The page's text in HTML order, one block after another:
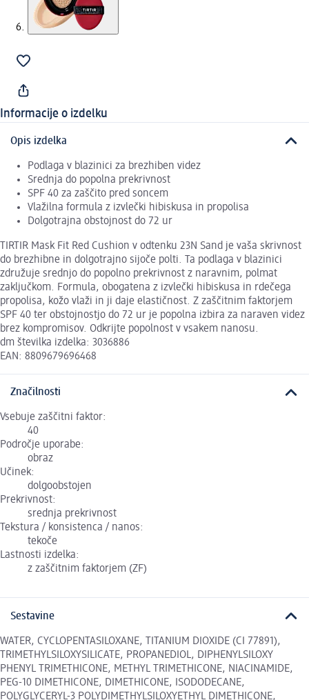
Informacije o izdelku
Opis izdelka
Podlaga v blazinici za brezhiben videz
Srednja do popolna prekrivnost
SPF 40 za zaščito pred soncem
Vlažilna formula z izvlečki hibiskusa in propolisa
Dolgotrajna obstojnost do 72 ur
TIRTIR Mask Fit Red Cushion v odtenku 23N Sand je vaša skrivnost
do brezhibne in dolgotrajno sijoče polti. Ta podlaga v blazinici
združuje srednjo do popolno prekrivnost z naravnim, polmat
zaključkom. Formula, obogatena z izvlečki hibiskusa in rdečega
propolisa, kožo vlaži in ji daje elastičnost. Z zaščitnim faktorjem
SPF 40 ter obstojnostjo do 72 ur je popolna izbira za naraven videz
brez kompromisov. Odkrijte popolnost v vsakem nanosu.
dm številka izdelka: 3036886
EAN: 8809679696468
Značilnosti
Vsebuje zaščitni faktor:
40
Področje uporabe:
obraz
Učinek:
dolgoobstojen
Prekrivnost:
srednja prekrivnost
Tekstura / konsistenca / nanos:
tekoče
Lastnosti izdelka:
z zaščitnim faktorjem (ZF)
Sestavine
WATER, CYCLOPENTASILOXANE, TITANIUM DIOXIDE (CI 77891),
TRIMETHYLSILOXYSILICATE, PROPANEDIOL, DIPHENYLSILOXY
PHENYL TRIMETHICONE, METHYL TRIMETHICONE, NIACINAMIDE,
PEG-10 DIMETHICONE, DIMETHICONE, ISODODECANE,
POLYGLYCERYL-3 POLYDIMETHYLSILOXYETHYL DIMETHICONE,